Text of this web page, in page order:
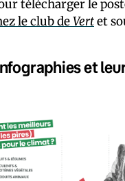
télécharger le
le club deVertet
et